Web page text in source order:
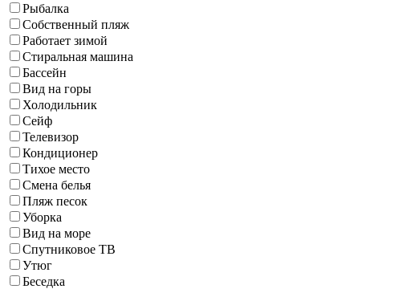
Рыбалка
Собственный пляж
Работает зимой
Стиральная машина
Бассейн
Вид на горы
Холодильник
Сейф
Телевизор
Кондиционер
Тихое место
Смена белья
Пляж песок
Уборка
Вид на море
Спутниковое ТВ
Утюг
Беседка